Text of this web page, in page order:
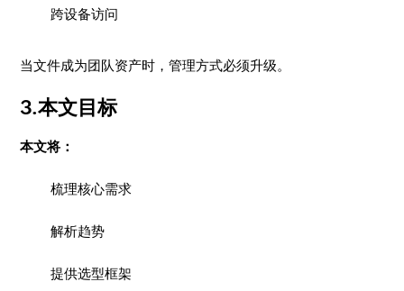
跨设备访问
当文件成为团队资产时，管理方式必须升级。
3.本文目标
本文将：
梳理核心需求
解析趋势
提供选型框架